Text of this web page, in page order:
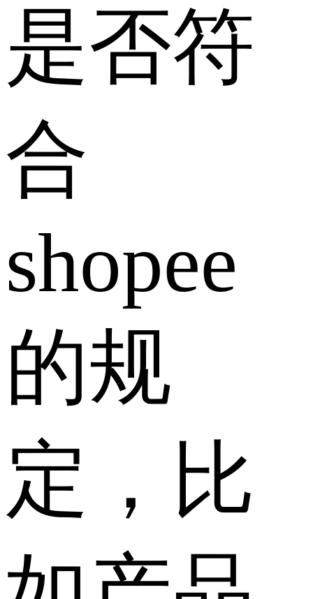
是否符
合
shopee
的规
定，比